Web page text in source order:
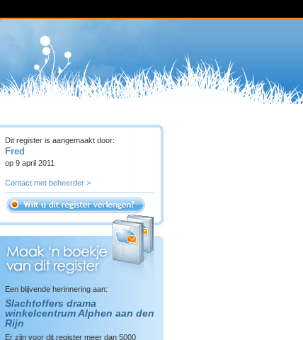
Dit register is aangemaakt door:
Fred
op 9 april 2011
Contact met beheerder >
Een blijvende herinnering aan:
Slachtoffers drama
winkelcentrum Alphen aan den
Rijn
Er zijn voor dit register meer dan 5000